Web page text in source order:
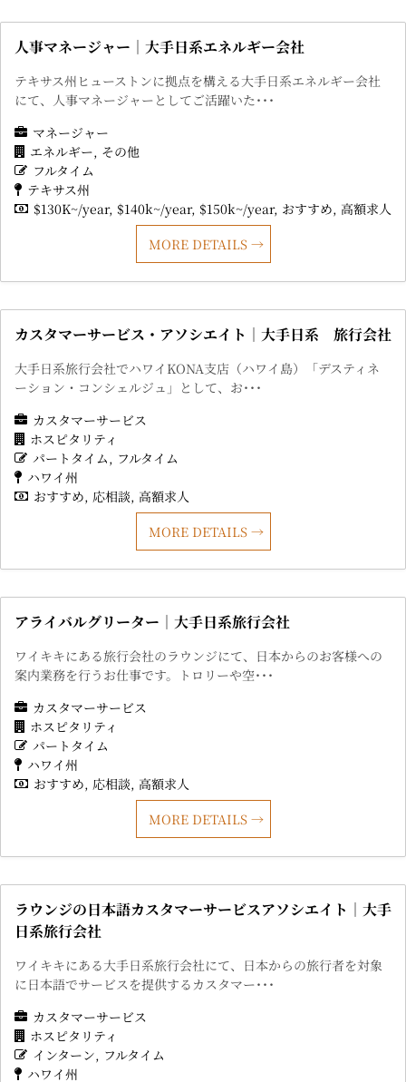
人事マネージャー｜大手日系エネルギー会社
テキサス州ヒューストンに拠点を構える大手日系エネルギー会社
にて、人事マネージャーとしてご活躍いた･･･
マネージャー
エネルギー その他
フルタイム
テキサス州
$130K~/year $140k~/year $150k~/year おすすめ 高額求人
MORE DETAILS
カスタマーサービス・アソシエイト｜大手日系 旅行会社
大手日系旅行会社でハワイKONA支店（ハワイ島）「デスティネ
ーション・コンシェルジュ」として、お･･･
カスタマーサービス
ホスピタリティ
パートタイム
フルタイム
ハワイ州
おすすめ 応相談 高額求人
MORE DETAILS
アライバルグリーター｜大手日系旅行会社
ワイキキにある旅行会社のラウンジにて、日本からのお客様への
案内業務を行うお仕事です。トロリーや空･･･
カスタマーサービス
ホスピタリティ
パートタイム
ハワイ州
おすすめ 応相談 高額求人
MORE DETAILS
ラウンジの日本語カスタマーサービスアソシエイト｜大手
日系旅行会社
ワイキキにある大手日系旅行会社にて、日本からの旅行者を対象
に日本語でサービスを提供するカスタマー･･･
カスタマーサービス
ホスピタリティ
インターン フルタイム
ハワイ州